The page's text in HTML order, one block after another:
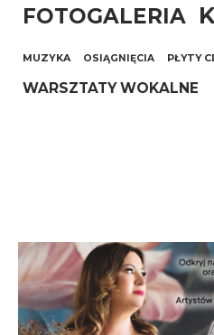
FOTOGALERIA
MUZYKA OSIĄGNIĘCIA PŁYTY
WARSZTATY WOKALNE